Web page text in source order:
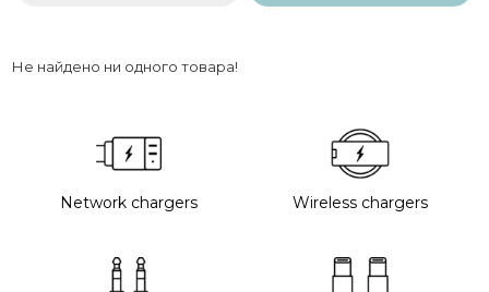
Не найдено ни одного товара!
Network chargers Wireless chargers